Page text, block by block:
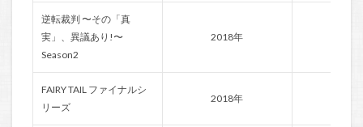
逆転裁判 〜その「真
実」、異議あり!〜
Season2
2018年
FAIRY TAIL ファイナルシ
リーズ
2018年